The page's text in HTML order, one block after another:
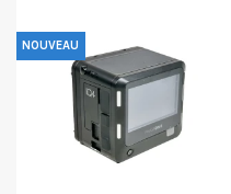
NOUVEAU